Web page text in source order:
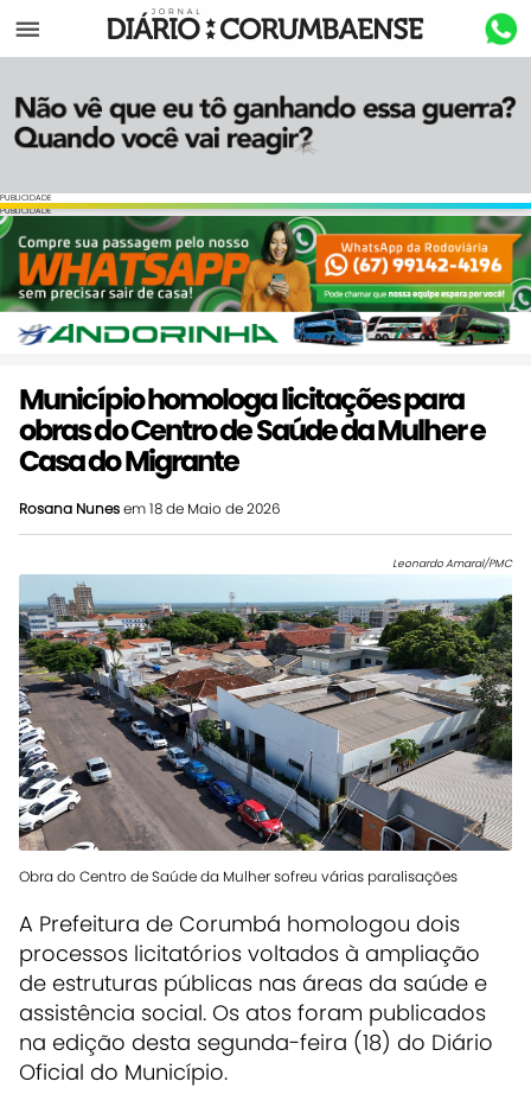
Menu
PUBLICIDADE
PUBLICIDADE
Município homologa licitações para
obras do Centro de Saúde da Mulher e
Casa do Migrante
Rosana Nunesem 18 de Maio de 2026
Leonardo Amaral/PMC
Obra do Centro de Saúde da Mulher sofreu várias paralisações
A Prefeitura de Corumbá homologou dois
processos licitatórios voltados à ampliação
de estruturas públicas nas áreas da saúde e
assistência social. Os atos foram publicados
na edição desta segunda-feira (18) do Diário
Oficial do Município.